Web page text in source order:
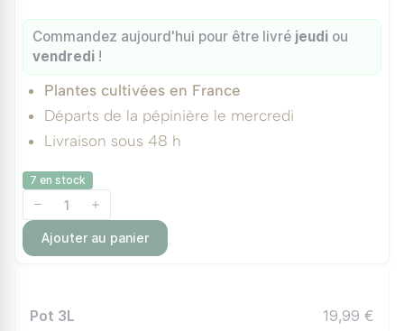
Commandez aujourd'hui pour être livré jeudi ou
vendredi !
Plantes cultivées en France
Départs de la pépinière le mercredi
Livraison sous 48 h
7 en stock
Ajouter au panier
Pot 3L 19,99 €